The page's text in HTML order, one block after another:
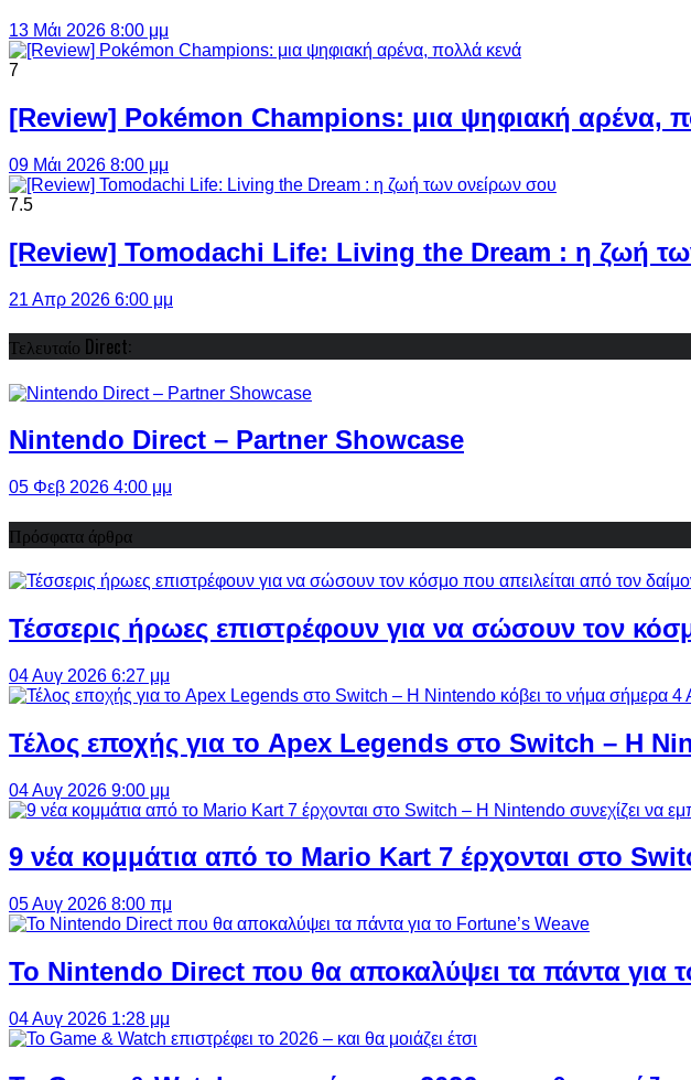
13 Μάι 2026 8:00 μμ
7
[Review] Pokémon Champions: μια ψηφιακή αρένα,
09 Μάι 2026 8:00 μμ
7.5
[Review] Tomodachi Life: Living the Dream : η ζωή
21 Απρ 2026 6:00 μμ
Τελευταίο Direct:
Nintendo Direct – Partner Showcase
05 Φεβ 2026 4:00 μμ
Πρόσφατα άρθρα
Τέσσερις ήρωες επιστρέφουν για να σώσουν τον
04 Αυγ 2026 6:27 μμ
Τέλος εποχής για το Apex Legends στο Switch – Η
04 Αυγ 2026 9:00 μμ
9 νέα κομμάτια από το Mario Kart 7 έρχονται στο
05 Αυγ 2026 8:00 πμ
Το Nintendo Direct που θα αποκαλύψει τα πάντα για
04 Αυγ 2026 1:28 μμ